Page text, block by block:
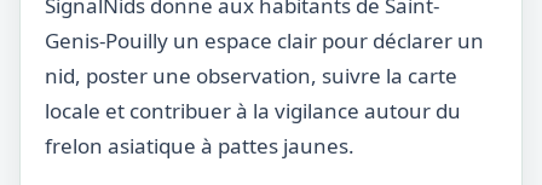
Genis-Pouilly un espace clair pour déclarer un
nid, poster une observation, suivre la carte
locale et contribuer à la vigilance autour du
frelon asiatique à pattes jaunes.